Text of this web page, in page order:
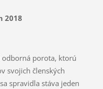
2018
odborná porota, ktorú
svojich členských
spravidla stáva jeden